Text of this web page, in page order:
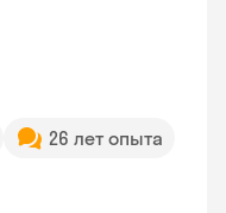
26 лет опыта